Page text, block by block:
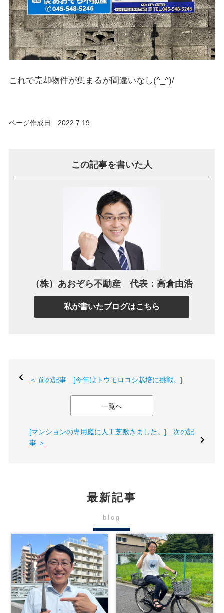
これで売却物件が集まるが間違いなし(^_^)/
ページ作成日 2022.7.19
この記事を書いた人
（株）あおぞら不動産 代表：高倉由浩
私が書いたブログはこちら
＜ 前の記事 [今年はトウモロコシ栽培に挑戦。]
一覧へ
[マンションの専用庭に人工芝敷きました。] 次の記
事 ＞
最新記事
blog